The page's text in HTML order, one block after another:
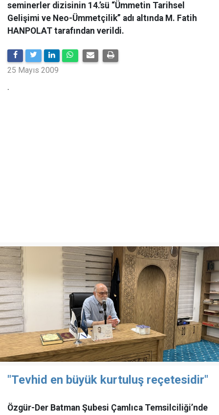
seminerler dizisinin 14.’sü “Ümmetin Tarihsel
Gelişimi ve Neo-Ümmetçilik” adı altında M. Fatih
HANPOLAT tarafından verildi.
25 Mayıs 2009
.
"Tevhid en büyük kurtuluş reçetesidir"
Özgür-Der Batman Şubesi Çamlıca Temsilciliği’nde